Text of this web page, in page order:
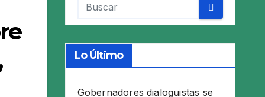
Lo Último
Gobernadores dialoguistas se